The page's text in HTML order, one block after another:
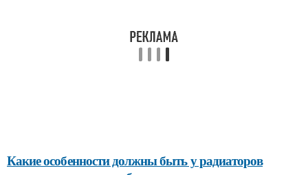
Какие особенности должны быть у радиаторов